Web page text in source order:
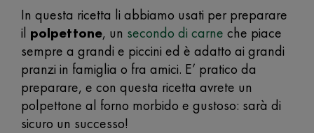
In questa ricetta li abbiamo usati per preparare
il polpettone, un secondo di carne che piace
sempre a grandi e piccini ed è adatto ai grandi
pranzi in famiglia o fra amici. E’ pratico da
preparare, e con questa ricetta avrete un
polpettone al forno morbido e gustoso: sarà di
sicuro un successo!